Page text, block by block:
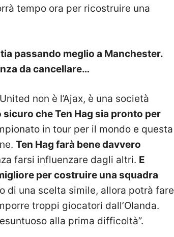
tempo ora per ricostruire una
passando meglio a Manchester.
da cancellare…
non è l’Ajax, è una società
sicuro che Ten Hag sia pronto per
in tour per il mondo e questa
Ten Hag farà bene davvero
farsi influenzare dagli altri. E
per costruire una squadra
di una scelta simile, allora potrà fare
troppi giocatori dall’Olanda.
alla prima difficoltà”.